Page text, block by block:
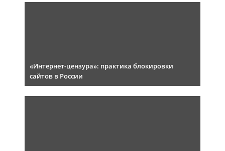
«Интернет-цензура»: практика блокировки
сайтов в России